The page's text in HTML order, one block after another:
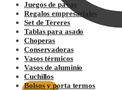
0.00
Juegos de pavas
Regalos empresariales
Set de Tereres
Tablas para asado
Choperas
Conservadoras
Vasos térmicos
Vasos de aluminio
Cuchillos
Bolsos y porta termos